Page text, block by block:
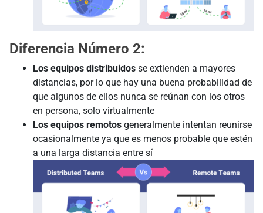
Diferencia Número 2:
Los equipos distribuidos se extienden a mayores
distancias, por lo que hay una buena probabilidad de
que algunos de ellos nunca se reúnan con los otros
en persona, solo virtualmente
Los equipos remotos generalmente intentan reunirse
ocasionalmente ya que es menos probable que estén
a una larga distancia entre sí